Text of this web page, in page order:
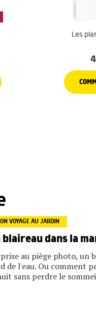
Les
VOYAGE AU JARDIN
blaireau dans la
au piège photo, un
de l'eau. Ou comment
sans perdre le